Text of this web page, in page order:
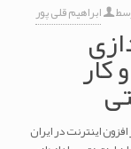
ابراهیم قلی پور
اینترنت در ایران